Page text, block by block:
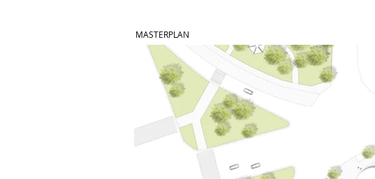
MASTERPLAN